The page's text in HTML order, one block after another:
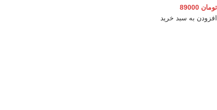
تومان
افزودن به سبد خرید